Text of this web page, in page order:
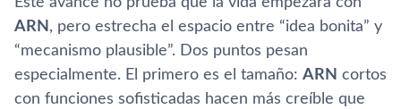
ARN , pero estrecha el espacio entre “idea bonita” y
“mecanismo plausible”. Dos puntos pesan
especialmente. El primero es el tamaño: ARN cortos
con funciones sofisticadas hacen más creíble que